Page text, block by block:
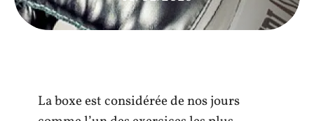
La boxe est considérée de nos jours